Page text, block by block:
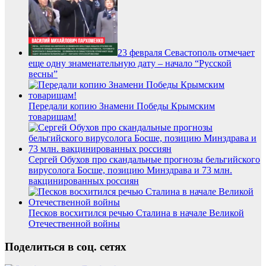
23 февраля Севастополь отмечает
еще одну знаменательную дату – начало “Русской
весны”
Передали копию Знамени Победы Крымским
товарищам!
Сергей Обухов про скандальные прогнозы бельгийского
вирусолога Босше, позицию Минздрава и 73 млн.
вакцинированных россиян
Песков восхитился речью Сталина в начале Великой
Отечественной войны
Поделиться в соц. сетях